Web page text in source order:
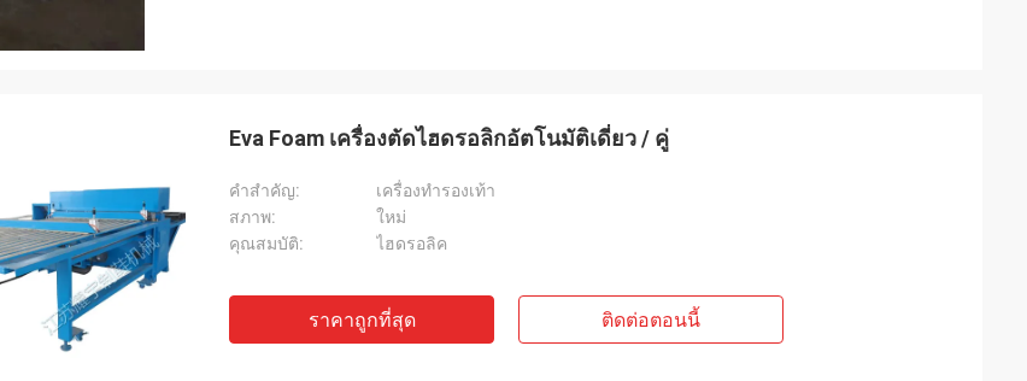
Eva Foam เครื่องตัดไฮดรอลิกอัตโนมัติเดี่ยว / คู่
คำสำคัญ:
เครื่องทำรองเท้า
สภาพ:
ใหม่
คุณสมบัติ:
ไฮดรอลิค
ราคาถูกที่สุด ติดต่อตอนนี้